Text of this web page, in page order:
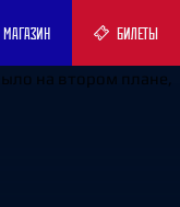
МАГАЗИН БИЛЕТЫ